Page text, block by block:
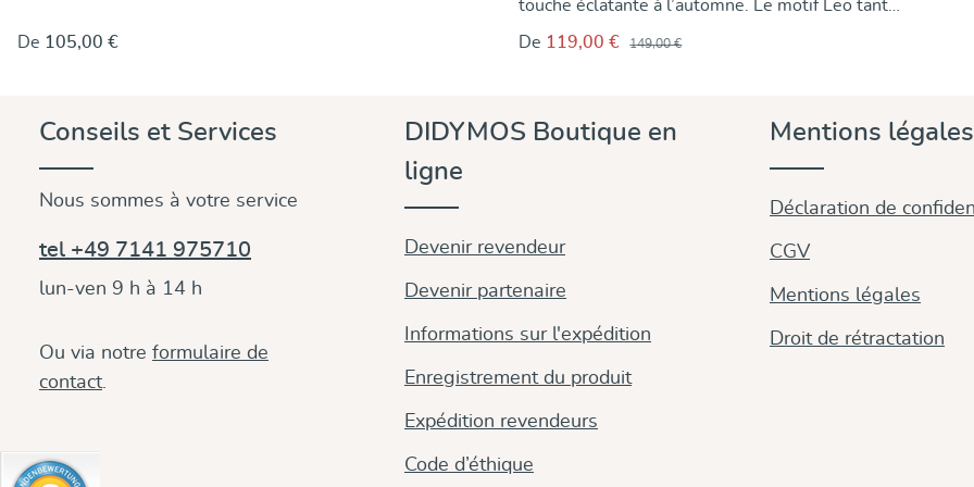
des le même motif sur les deux faces, avec un jeu de
couleurs inversé. La ligne de dos contrastée dans des
drap de qualité moyenne, très résistant et grâce à son
extensibilité optimale en diagonale, il est également
De 105,00 €
touche éclatante à l’automne. Le motif Leo tant
de couleurs pleine de caractère – une chaîne violet
souple et agréable sur la peau – pour tous ceux qui
De 119,00 € 149,00 €
Conseils et Services
Nous sommes à votre service
tel +49 7141 975710
lun-ven 9 h à 14 h
Ou via notre formulaire de
contact.
DIDYMOS Boutique en
ligne
Devenir revendeur
Devenir partenaire
Informations sur l'expédition
Enregistrement du produit
Expédition revendeurs
Code d’éthique
Mentions légales
Déclaration de
CGV
Mentions légales
Droit de rétractation